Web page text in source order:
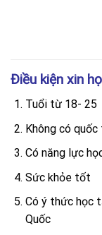
Điều kiện xin
Tuổi từ 18- 25
Không có
Có năng lực
Sức khỏe tốt
Có ý thức học
Quốc